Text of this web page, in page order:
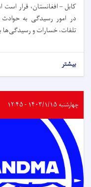
در امور رسیدگی به
تلفات، خسارات و رسیدگی‌ها
بیشتر
چهارشنبه ۱۴۰۳/۱/۱۵ - ۱۲:۴۵